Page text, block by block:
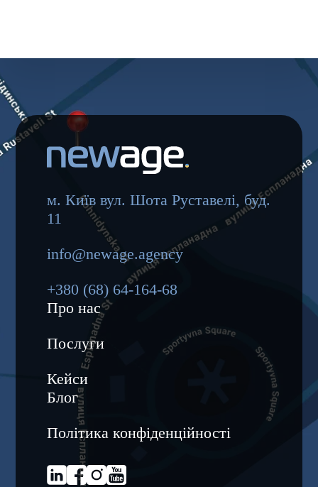
м. Київ вул. Шота Руставелі, буд.
11
info@newage.agency
+380 (68) 64-164-68
Про нас
Послуги
Кейси
Блог
Політика конфіденційності